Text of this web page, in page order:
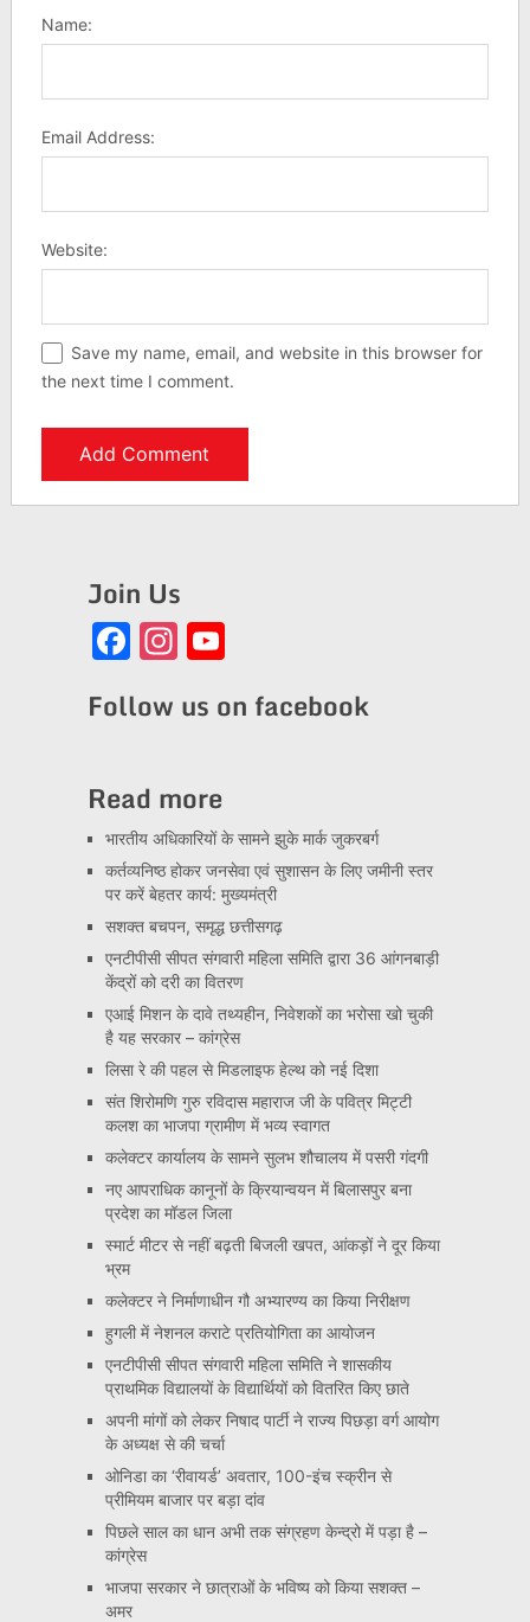
Name:
Email Address:
Website:
Save my name, email, and website in this browser for
the next time I comment.
Join Us
Facebook
Instagram
YouTube
Follow us on facebook
Read more
भारतीय अधिकारियों के सामने झुके मार्क जुकरबर्ग
कर्तव्यनिष्ठ होकर जनसेवा एवं सुशासन के लिए जमीनी स्तर
पर करें बेहतर कार्य: मुख्यमंत्री
सशक्त बचपन, समृद्ध छत्तीसगढ़
एनटीपीसी सीपत संगवारी महिला समिति द्वारा 36 आंगनबाड़ी
केंद्रों को दरी का वितरण
एआई मिशन के दावे तथ्यहीन, निवेशकों का भरोसा खो चुकी
है यह सरकार – कांग्रेस
लिसा रे की पहल से मिडलाइफ हेल्थ को नई दिशा
संत शिरोमणि गुरु रविदास महाराज जी के पवित्र मिट्टी
कलश का भाजपा ग्रामीण में भव्य स्वागत
कलेक्टर कार्यालय के सामने सुलभ शौचालय में पसरी गंदगी
नए आपराधिक कानूनों के क्रियान्वयन में बिलासपुर बना
प्रदेश का मॉडल जिला
स्मार्ट मीटर से नहीं बढ़ती बिजली खपत, आंकड़ों ने दूर किया
भ्रम
कलेक्टर ने निर्माणाधीन गौ अभ्यारण्य का किया निरीक्षण
हुगली में नेशनल कराटे प्रतियोगिता का आयोजन
एनटीपीसी सीपत संगवारी महिला समिति ने शासकीय
प्राथमिक विद्यालयों के विद्यार्थियों को वितरित किए छाते
अपनी मांगों को लेकर निषाद पार्टी ने राज्य पिछड़ा वर्ग आयोग
के अध्यक्ष से की चर्चा
ओनिडा का ‘रीवायर्ड’ अवतार, 100-इंच स्क्रीन से
प्रीमियम बाजार पर बड़ा दांव
पिछले साल का धान अभी तक संग्रहण केन्द्रो में पड़ा है –
कांग्रेस
भाजपा सरकार ने छात्राओं के भविष्य को किया सशक्त –
अमर